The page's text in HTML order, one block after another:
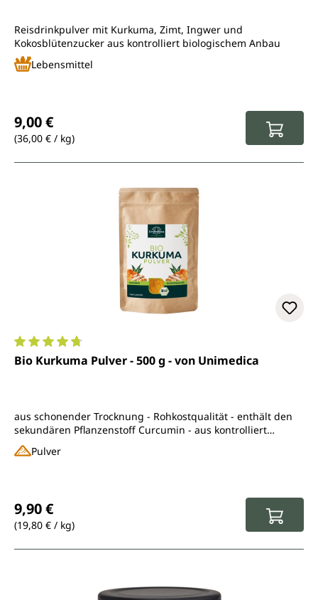
Reisdrinkpulver mit Kurkuma, Zimt, Ingwer und
Kokosblütenzucker aus kontrolliert biologischem Anbau
Lebensmittel
9,00 €
(36,00 € / kg)
Durchschnittliche Bewertung von 4.8 von 5 Sternen
Bio Kurkuma Pulver - 500 g - von Unimedica
aus schonender Trocknung - Rohkostqualität - enthält den
sekundären Pflanzenstoff Curcumin - aus kontrolliert
biologischem Anbau
Pulver
9,90 €
(19,80 € / kg)